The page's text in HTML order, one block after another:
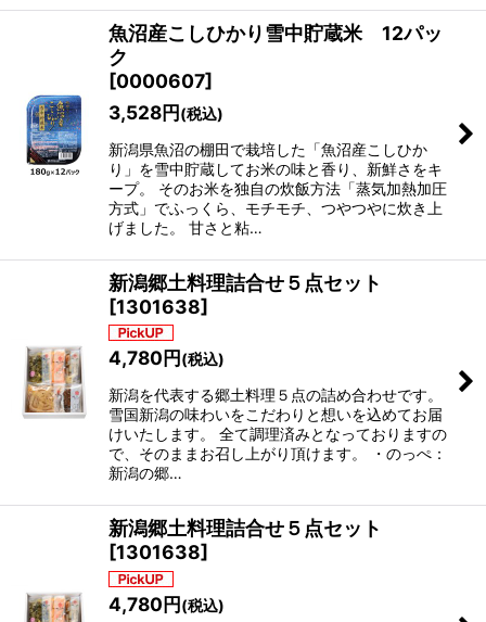
魚沼産こしひかり雪中貯蔵米 12パッ
ク
[0000607]
3,528円(税込)
新潟県魚沼の棚田で栽培した「魚沼産こしひか
り」を雪中貯蔵してお米の味と香り、新鮮さをキ
ープ。 そのお米を独自の炊飯方法「蒸気加熱加圧
方式」でふっくら、モチモチ、つやつやに炊き上
げました。 甘さと粘…
新潟郷土料理詰合せ５点セット
[1301638]
4,780円(税込)
新潟を代表する郷土料理５点の詰め合わせです。
雪国新潟の味わいをこだわりと想いを込めてお届
けいたします。 全て調理済みとなっておりますの
で、そのままお召し上がり頂けます。 ・のっぺ：
新潟の郷…
新潟郷土料理詰合せ５点セット
[1301638]
4,780円(税込)